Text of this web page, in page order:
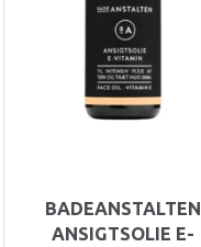
BADEANSTALTEN
ANSIGTSOLIE E-